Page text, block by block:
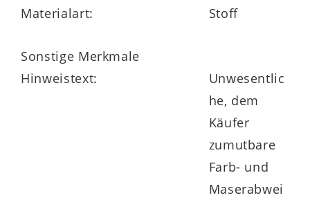
Materialart:
Stoff
Sonstige Merkmale
Hinweistext:
Unwesentlic
he, dem
Käufer
zumutbare
Farb- und
Maserabwei